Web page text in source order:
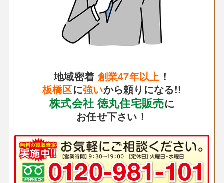
地域密着 創業47年以上 ！
板橋区に強いから頼りになる!!
株式会社 徳丸住宅販売に
お任せ下さい！